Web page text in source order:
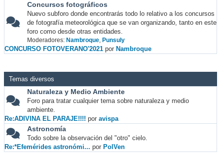
Concursos fotográficos
Nuevo subforo donde encontrarás todo lo relativo a los concursos
de fotografía meteorológica que se van organizando, tanto en este
foro como desde otras entidades.
Moderadores: Nambroque, Punsuly
CONCURSO FOTOVERANO'2021 por Nambroque
Temas diversos
Naturaleza y Medio Ambiente
Foro para tratar cualquier tema sobre naturaleza y medio
ambiente.
Re:ADIVINA EL PARAJE!!!! por avispa
Astronomía
Todo sobre la observación del "otro" cielo.
Re:*Efemérides astronómi... por PolVen